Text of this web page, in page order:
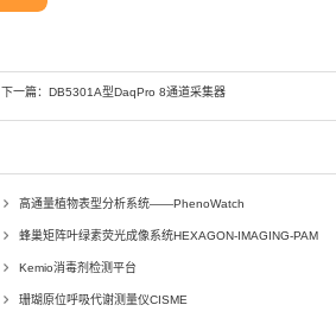
下一篇： DB5301A型DaqPro 8通道采集器
高通量植物表型分析系统——PhenoWatch
蜂巢矩阵叶绿素荧光成像系统HEXAGON-IMAGING-PAM
Kemio消毒剂检测平台
珊瑚原位呼吸代谢测量仪CISME